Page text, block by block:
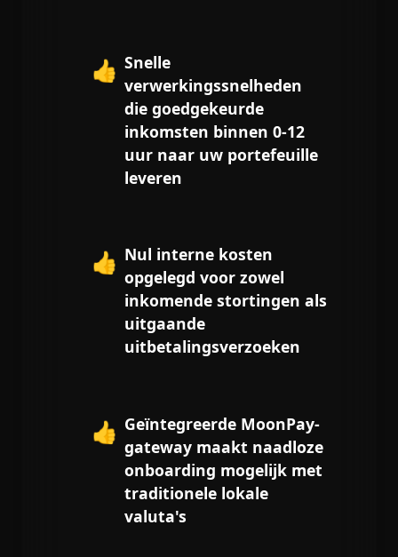
👍 Snelle
verwerkingssnelheden
die goedgekeurde
inkomsten binnen 0-12
uur naar uw portefeuille
leveren
👍 Nul interne kosten
opgelegd voor zowel
inkomende stortingen als
uitgaande
uitbetalingsverzoeken
👍 Geïntegreerde MoonPay-
gateway maakt naadloze
onboarding mogelijk met
traditionele lokale
valuta's